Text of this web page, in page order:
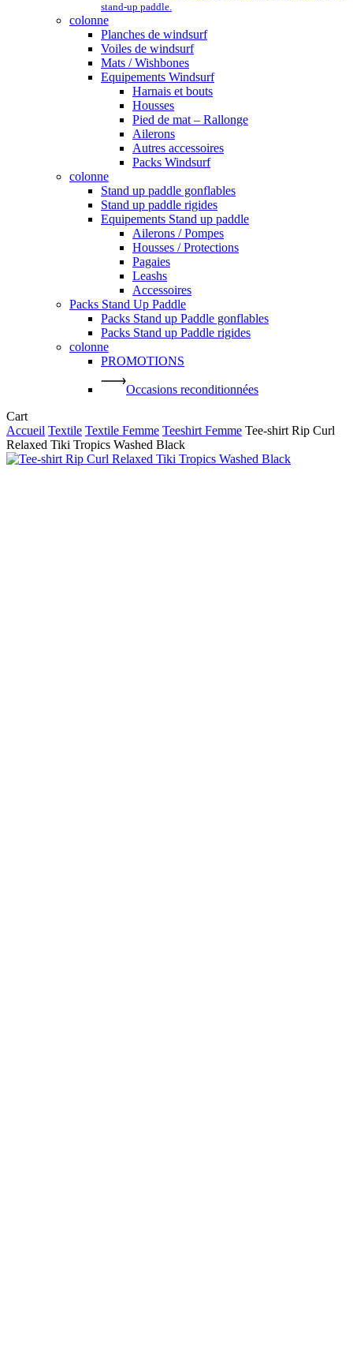
stand-up paddle.
colonne
Planches de windsurf
Voiles de windsurf
Mats / Wishbones
Equipements Windsurf
Harnais et bouts
Housses
Pied de mat – Rallonge
Ailerons
Autres accessoires
Packs Windsurf
colonne
Stand up paddle gonflables
Stand up paddle rigides
Equipements Stand up paddle
Ailerons / Pompes
Housses / Protections
Pagaies
Leashs
Accessoires
Packs Stand Up Paddle
Packs Stand up Paddle gonflables
Packs Stand up Paddle rigides
colonne
PROMOTIONS
Occasions reconditionnées
CartClose
Cart
Accueil Textile Textile Femme Teeshirt Femme Tee-shirt Rip Curl
Relaxed Tiki Tropics Washed Black